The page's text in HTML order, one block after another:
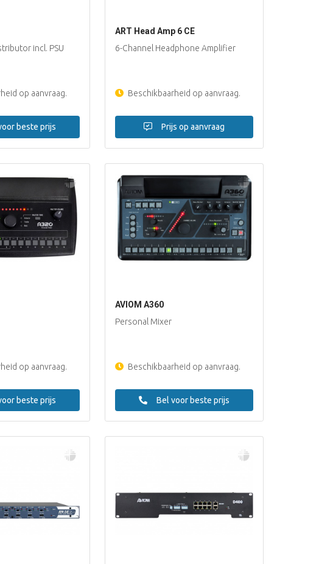
incl. PSU
op aanvraag.
beste prijs
ART Head Amp 6 CE
6-Channel Headphone Amplifier
Beschikbaarheid op aanvraag.
Prijs op aanvraag
op aanvraag.
beste prijs
AVIOM A360
Personal Mixer
Beschikbaarheid op aanvraag.
Bel voor beste prijs